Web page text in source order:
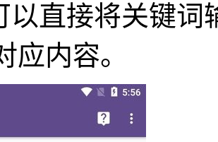
以直接将关键
应内容。